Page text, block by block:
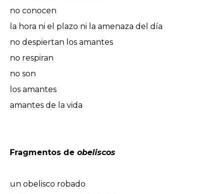
no conocen
la hora ni el plazo ni la amenaza del día
no despiertan los amantes
no respiran
no son
los amantes
amantes de la vida
Fragmentos de obeliscos
un obelisco robado